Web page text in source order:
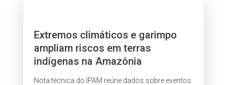
Extremos climáticos e garimpo
ampliam riscos em terras
indígenas na Amazônia
Nota técnica do IPAM reúne dados sobre eventos